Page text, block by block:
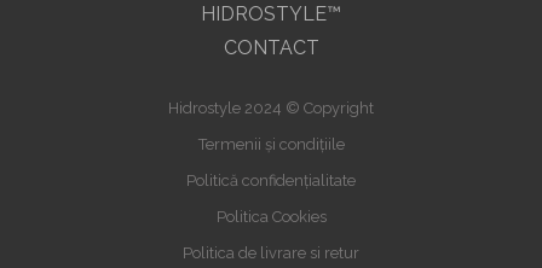
HIDROSTYLE™
CONTACT
Hidrostyle 2024 © Copyright
Termenii și condițiile
Politică confidențialitate
Politica Cookies
Politica de livrare si retur